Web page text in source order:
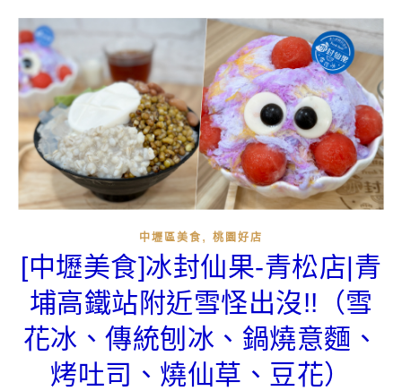
中壢區美食 , 桃園好店
[中壢美食]冰封仙果-青松店|青
埔高鐵站附近雪怪出沒!!（雪
花冰、傳統刨冰、鍋燒意麵、
烤吐司、燒仙草、豆花）